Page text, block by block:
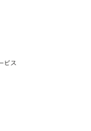
ビス